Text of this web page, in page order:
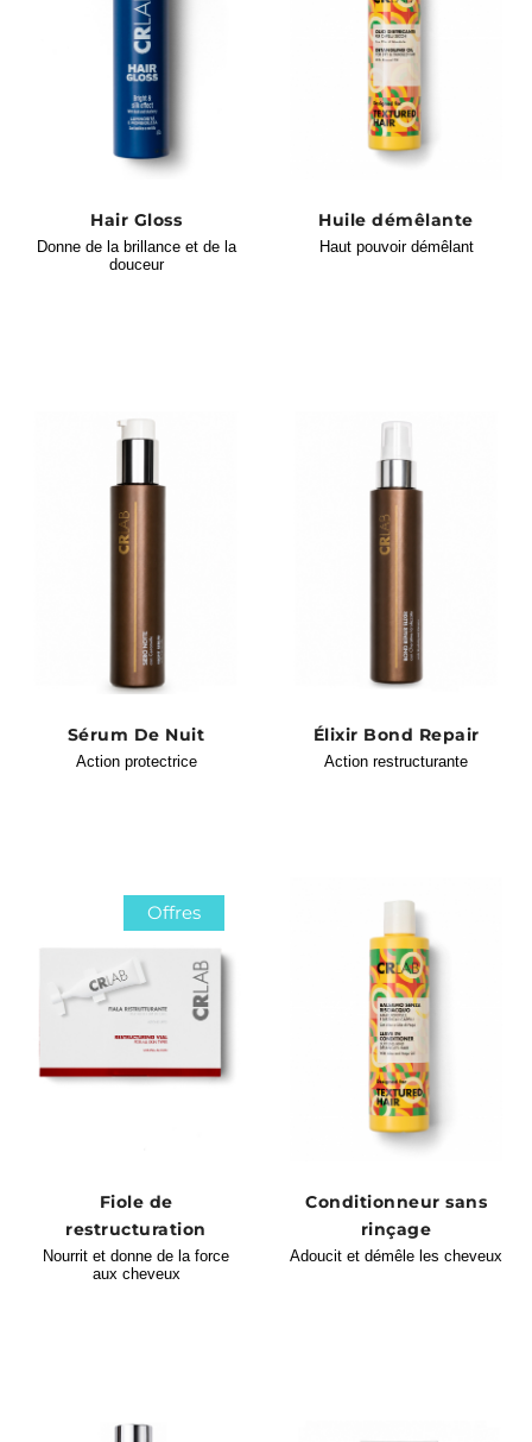
Hair Gloss
Donne de la brillance et de la
douceur
Huile démêlante
Haut pouvoir démêlant
Sérum De Nuit
Action protectrice
Élixir Bond Repair
Action restructurante
Offres
Fiole de
restructuration
Nourrit et donne de la force
aux cheveux
Conditionneur sans
rinçage
Adoucit et démêle les cheveux